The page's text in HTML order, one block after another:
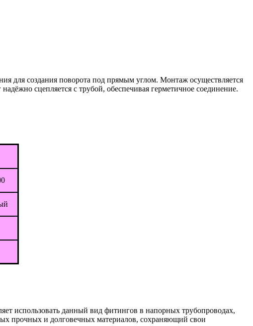
для создания поворота под прямым углом. Монтаж осуществляется
сцепляется с трубой, обеспечивая герметичное соединение.
использовать данный вид фитингов в напорных трубопроводах,
прочных и долговечных материалов, сохраняющий свои